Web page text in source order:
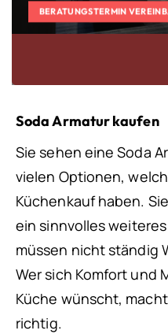
BERATUNGSTERMIN
Soda Armatur kaufen
Sie sehen eine Soda
vielen Optionen,
Küchenkauf haben.
ein sinnvolles
müssen nicht ständig
Wer sich Komfort und
Küche wünscht,
richtig.